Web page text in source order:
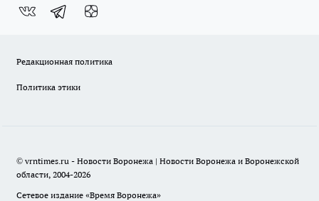
Редакционная политика
Политика этики
© vrntimes.ru - Новости Воронежа | Новости Воронежа и Воронежской
области, 2004-2026
Сетевое издание «Время Воронежа»